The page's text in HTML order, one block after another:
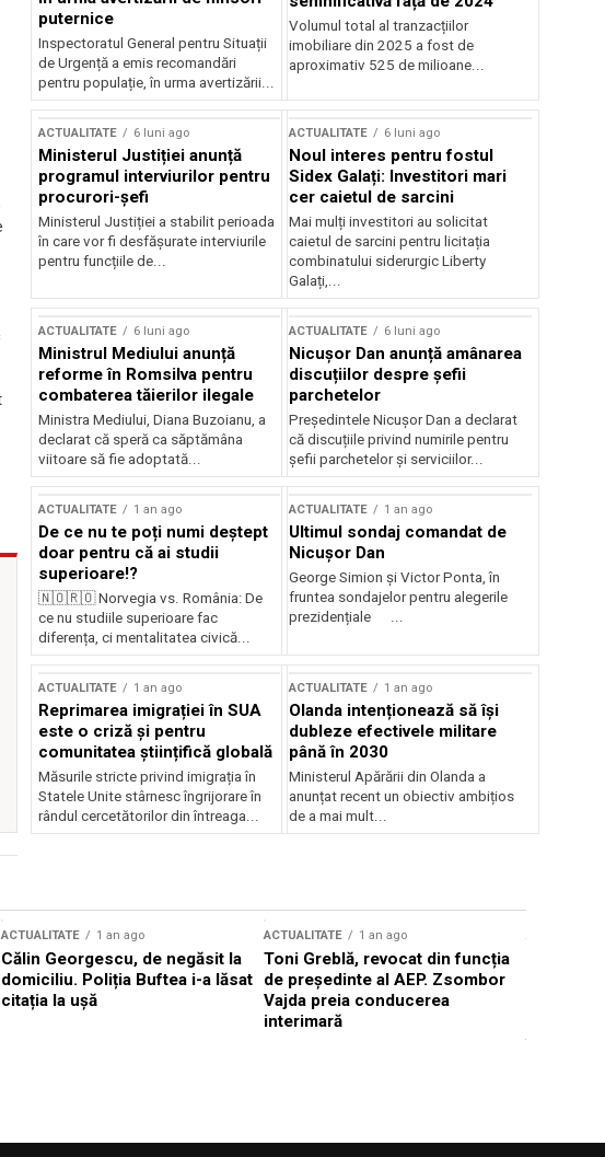
puternice
Inspectoratul General pentru Situații
de Urgență a emis recomandări
pentru populație, în urma avertizării...
Volumul total al tranzacțiilor
imobiliare din 2025 a fost de
aproximativ 525 de milioane...
ACTUALITATE 6 luni ago
Ministerul Justiției anunță
programul interviurilor pentru
procurori-șefi
Ministerul Justiției a stabilit perioada
în care vor fi desfășurate interviurile
pentru funcțiile de...
ACTUALITATE 6 luni ago
Noul interes pentru fostul
Sidex Galați: Investitori mari
cer caietul de sarcini
Mai mulți investitori au solicitat
caietul de sarcini pentru licitația
combinatului siderurgic Liberty
Galați,...
ACTUALITATE 6 luni ago
Ministrul Mediului anunță
reforme în Romsilva pentru
combaterea tăierilor ilegale
Ministra Mediului, Diana Buzoianu, a
declarat că speră ca săptămâna
viitoare să fie adoptată...
ACTUALITATE 6 luni ago
Nicușor Dan anunță amânarea
discuțiilor despre șefii
parchetelor
Președintele Nicușor Dan a declarat
că discuțiile privind numirile pentru
șefii parchetelor și serviciilor...
ACTUALITATE 1 an ago
De ce nu te poți numi deștept
doar pentru că ai studii
superioare!?
🇳🇴🇷🇴 Norvegia vs. România: De
ce nu studiile superioare fac
diferența, ci mentalitatea civică...
ACTUALITATE 1 an ago
Ultimul sondaj comandat de
Nicușor Dan
George Simion și Victor Ponta, în
fruntea sondajelor pentru alegerile
prezidențiale ...
ACTUALITATE 1 an ago
Reprimarea imigrației în SUA
este o criză și pentru
comunitatea științifică globală
Măsurile stricte privind imigrația în
Statele Unite stârnesc îngrijorare în
rândul cercetătorilor din întreaga...
ACTUALITATE 1 an ago
Olanda intenționează să își
dubleze efectivele militare
până în 2030
Ministerul Apărării din Olanda a
anunțat recent un obiectiv ambițios
de a mai mult...
ACTUALITATE 1 an ago
Călin Georgescu, de negăsit la
domiciliu. Poliția Buftea i-a lăsat
citația la ușă
ACTUALITATE 1 an ago
Toni Greblă, revocat din funcția
de președinte al AEP. Zsombor
Vajda preia conducerea
interimară